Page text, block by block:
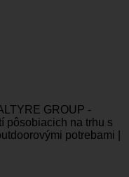
GROUP -
pôsobiacich na trhu s
potrebami |